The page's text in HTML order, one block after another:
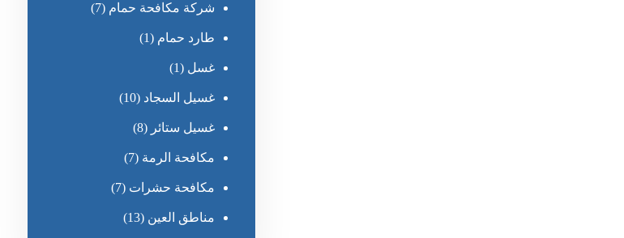
شركة مكافحة حمام (7)
طارد حمام (1)
غسل (1)
غسيل السجاد (10)
غسيل ستائر (8)
مكافحة الرمة (7)
مكافحة حشرات (7)
مناطق العين (13)